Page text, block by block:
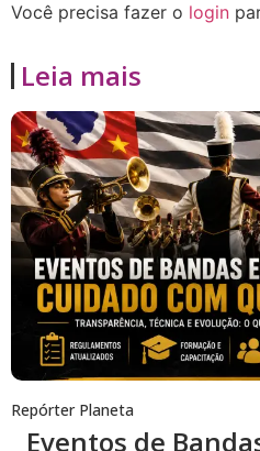
Você precisa fazer o login
Leia mais
Repórter Planeta
Eventos de